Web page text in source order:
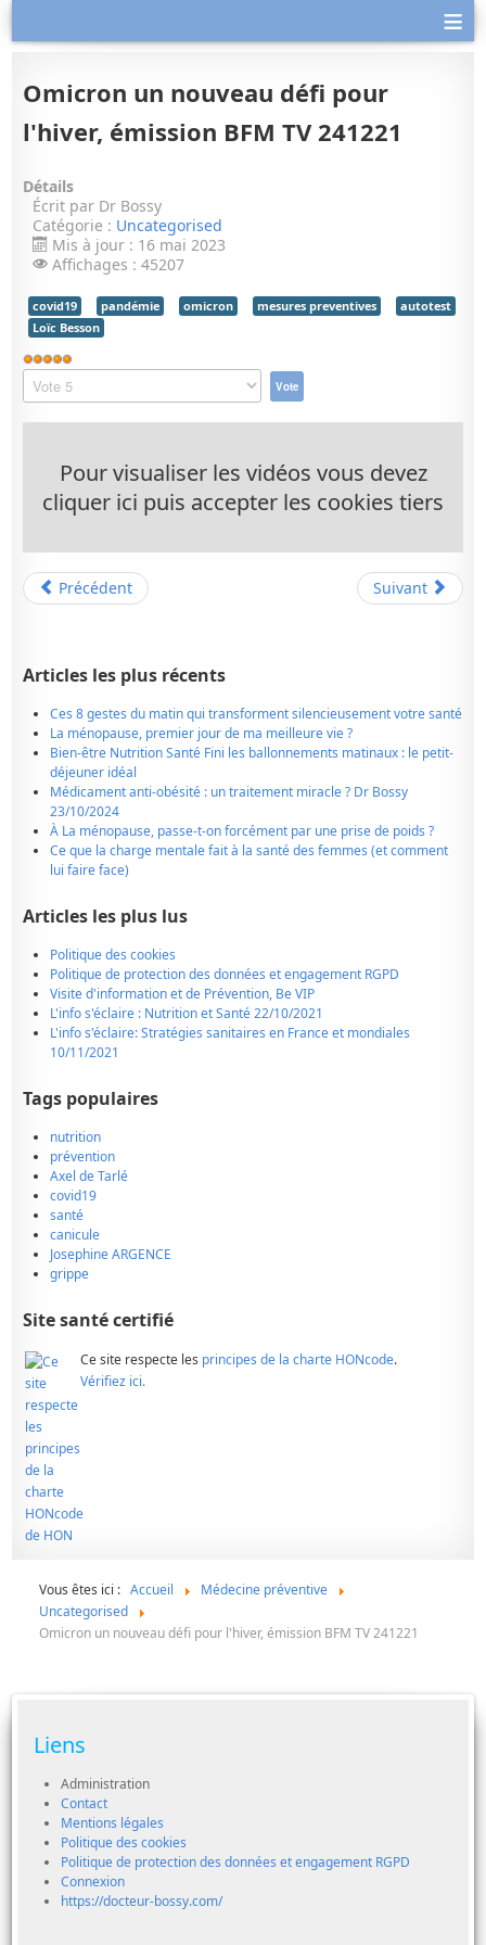
≡
Omicron un nouveau défi pour
l'hiver, émission BFM TV 241221
Détails
Écrit par Dr Bossy
Catégorie : Uncategorised
Mis à jour : 16 mai 2023
Affichages : 45207
covid19 pandémie omicron mesures preventives
autotest
Loïc Besson
Vote
utilisateur:
Veuillez
voter
Pour visualiser les vidéos vous devez
cliquer ici puis accepter les cookies tiers
Précédent Suivant
Articles les plus récents
Ces 8 gestes du matin qui transforment silencieusement votre santé
La ménopause, premier jour de ma meilleure vie ?
Bien-être Nutrition Santé Fini les ballonnements matinaux : le petit-
déjeuner idéal
Médicament anti-obésité : un traitement miracle ? Dr Bossy
23/10/2024
À La ménopause, passe-t-on forcément par une prise de poids ?
Ce que la charge mentale fait à la santé des femmes (et comment
lui faire face)
Articles les plus lus
Politique des cookies
Politique de protection des données et engagement RGPD
Visite d'information et de Prévention, Be VIP
L'info s'éclaire : Nutrition et Santé 22/10/2021
L'info s'éclaire: Stratégies sanitaires en France et mondiales
10/11/2021
Tags populaires
nutrition
prévention
Axel de Tarlé
covid19
santé
canicule
Josephine ARGENCE
grippe
Site santé certifié
Ce site respecte les principes de la charte HONcode.
Vérifiez ici.
Vous êtes ici : Accueil
Médecine préventive
Uncategorised
Omicron un nouveau défi pour l'hiver, émission BFM TV 241221
Liens
Administration
Contact
Mentions légales
Politique des cookies
Politique de protection des données et engagement RGPD
Connexion
https://docteur-bossy.com/